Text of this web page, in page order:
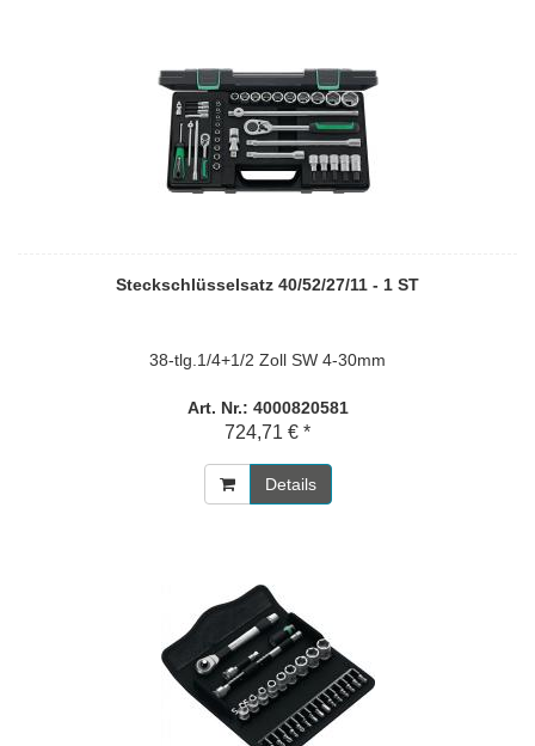
Steckschlüsselsatz 40/52/27/11 - 1 ST
38-tlg.1/4+1/2 Zoll SW 4-30mm
Art. Nr.: 4000820581
724,71 € *
Details